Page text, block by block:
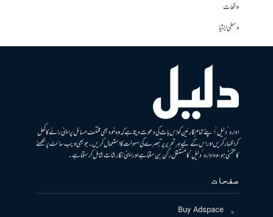
واقعات
وسطی ایشیا
ادارہ ’دلیل‘ اپنے تمام قارئین کو اس بات کی دعوت دیتا ہے کہ وہ خود بھی مختلف مسائل پر اپنی رائے کا کھل
کر اظہار کریں اور اس کے لیے ہر تحریر پر تبصرے کی سہولت کا استعمال کریں۔ جو بھی ویب سائٹ پر لکھنے
کا متمنی ہو، وہ ادارہ ’دلیل‘ کا مستقل رکن بن سکتا ہے اور اپنی نگارشات شامل کرسکتا ہے۔
صفحات
Buy Adspace